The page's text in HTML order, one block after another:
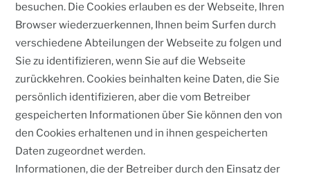
besuchen. Die Cookies erlauben es der Webseite, Ihren
Browser wiederzuerkennen, Ihnen beim Surfen durch
verschiedene Abteilungen der Webseite zu folgen und
Sie zu identifizieren, wenn Sie auf die Webseite
zurückkehren. Cookies beinhalten keine Daten, die Sie
persönlich identifizieren, aber die vom Betreiber
gespeicherten Informationen über Sie können den von
den Cookies erhaltenen und in ihnen gespeicherten
Daten zugeordnet werden.
Informationen, die der Betreiber durch den Einsatz der